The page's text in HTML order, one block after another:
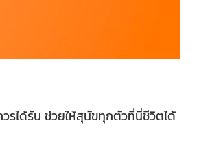
รได้รับ ช่วยให้สุนัขทุกตัวที่นี่ชีวิตได้